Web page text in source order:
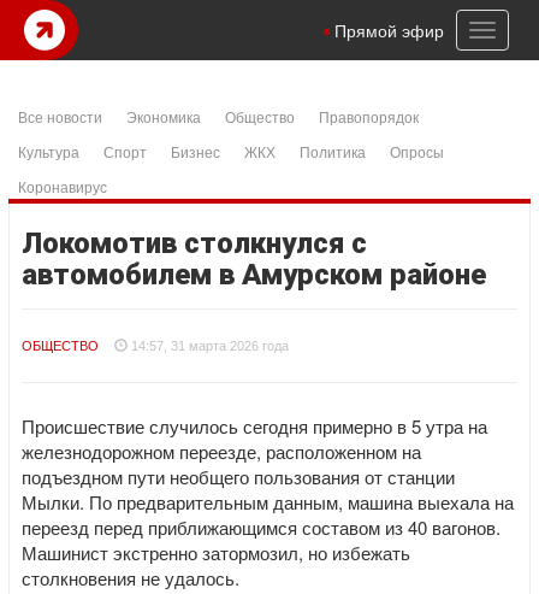
Toggle
Прямой эфир
Все новости Экономика Общество
Правопорядок
Культура
Спорт Бизнес ЖКХ Политика
Опросы
Коронавирус
Локомотив столкнулся с
автомобилем в Амурском районе
ОБЩЕСТВО 14:57, 31 марта 2026 года
Происшествие случилось сегодня примерно в 5 утра на
железнодорожном переезде, расположенном на
подъездном пути необщего пользования от станции
Мылки. По предварительным данным, машина выехала на
переезд перед приближающимся составом из 40 вагонов.
Машинист экстренно затормозил, но избежать
столкновения не удалось.